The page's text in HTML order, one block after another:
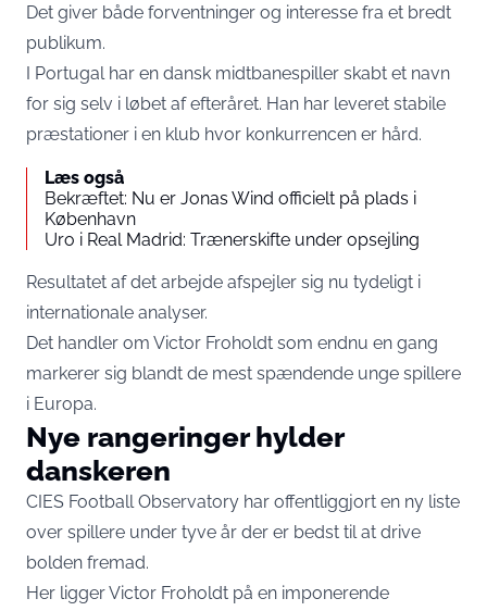
Det giver både forventninger og interesse fra et bredt
publikum.
I Portugal har en dansk midtbanespiller skabt et navn
for sig selv i løbet af efteråret. Han har leveret stabile
præstationer i en klub hvor konkurrencen er hård.
Læs også
Bekræftet: Nu er Jonas Wind officielt på plads i
København
Uro i Real Madrid: Trænerskifte under opsejling
Resultatet af det arbejde afspejler sig nu tydeligt i
internationale analyser.
Det handler om Victor Froholdt som endnu en gang
markerer sig blandt de mest spændende unge spillere
i Europa.
Nye rangeringer hylder
danskeren
CIES Football Observatory har offentliggjort en ny liste
over spillere under tyve år der er bedst til at drive
bolden fremad.
Her liggerVictor Froholdt på en imponerende